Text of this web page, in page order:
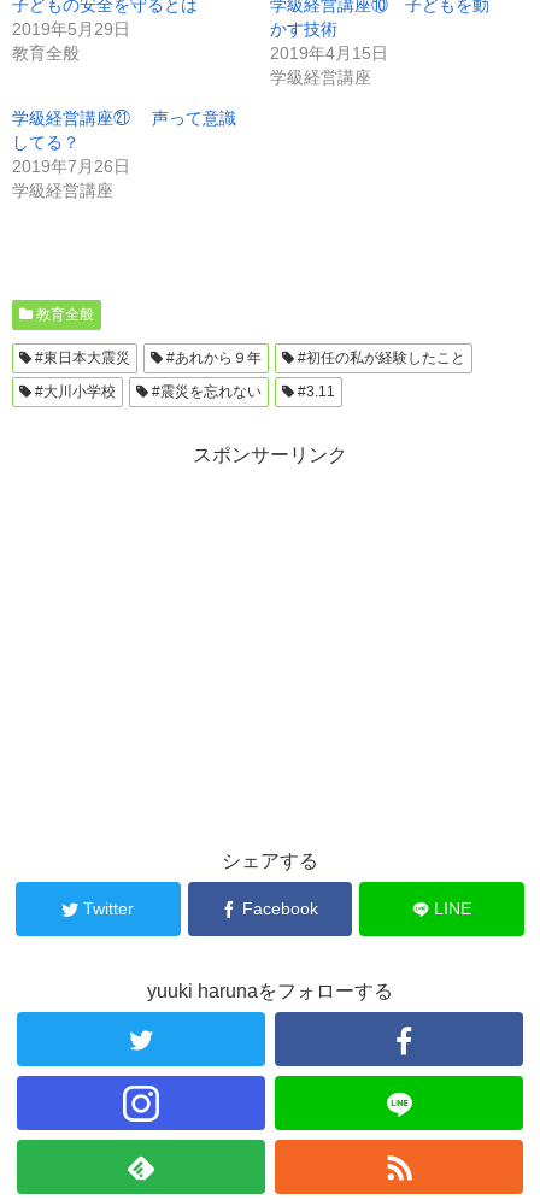
子どもの安全を守るとは
2019年5月29日
教育全般
学級経営講座⑩ 子どもを動
かす技術
2019年4月15日
学級経営講座
学級経営講座㉑ 声って意識
してる？
2019年7月26日
学級経営講座
教育全般
#東日本大震災 #あれから９年
#初任の私が経験したこと
#大川小学校
#震災を忘れない #3.11
スポンサーリンク
シェアする
Twitter Facebook LINE
yuuki harunaをフォローする